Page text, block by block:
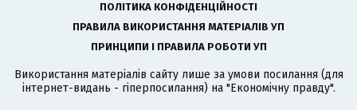
ПОЛІТИКА КОНФІДЕНЦІЙНОСТІ
ПРАВИЛА ВИКОРИСТАННЯ МАТЕРІАЛІВ УП
ПРИНЦИПИ І ПРАВИЛА РОБОТИ УП
Використання матеріалів сайту лише за умови посилання (для
інтернет-видань - гіперпосилання) на "Економічну правду".